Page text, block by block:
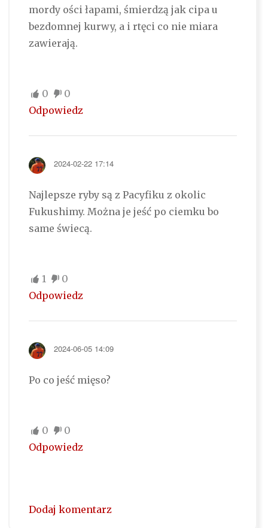
mordy ości łapami, śmierdzą jak cipa u
bezdomnej kurwy, a i rtęci co nie miara
zawierają.
0
0
Odpowiedz
2024-02-22 17:14
Najlepsze ryby są z Pacyfiku z okolic
Fukushimy. Można je jeść po ciemku bo
same świecą.
1
0
Odpowiedz
2024-06-05 14:09
Po co jeść mięso?
0
0
Odpowiedz
Dodaj komentarz